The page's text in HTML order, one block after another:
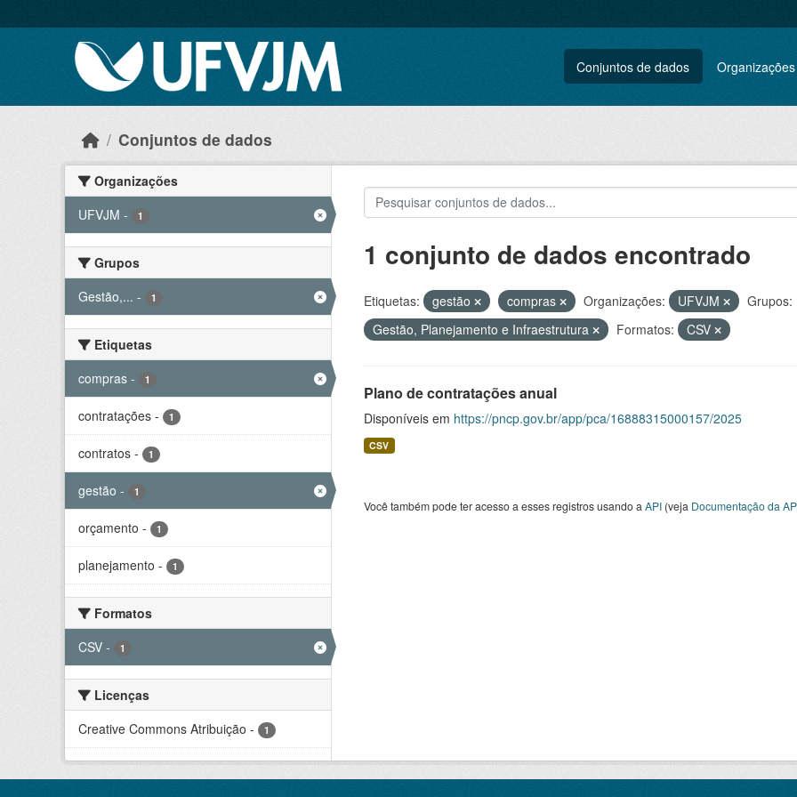
Conjuntos de dados Organizações
Conjuntos de dados
Organizações
UFVJM - 1
Grupos
Gestão,... - 1
Etiquetas
compras - 1
contratações - 1
contratos - 1
gestão - 1
orçamento - 1
planejamento - 1
Formatos
CSV - 1
Licenças
Creative Commons Atribuição - 1
1 conjunto de dados encontrado
Etiquetas: gestão compras Organizações: UFVJM
Grupos:
Gestão, Planejamento e Infraestrutura
Formatos: CSV
Plano de contratações anual
Disponíveis em https://pncp.gov.br/app/pca/16888315000157/2025
CSV
Você também pode ter acesso a esses registros usando a API(veja Documentação da